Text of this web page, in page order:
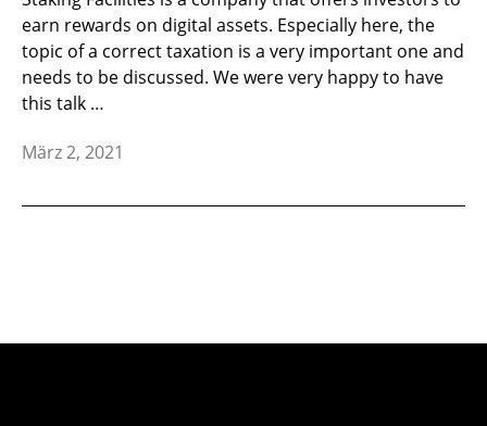
earn rewards on digital assets. Especially here, the
topic of a correct taxation is a very important one and
needs to be discussed. We were very happy to have
this talk …
März 2, 2021